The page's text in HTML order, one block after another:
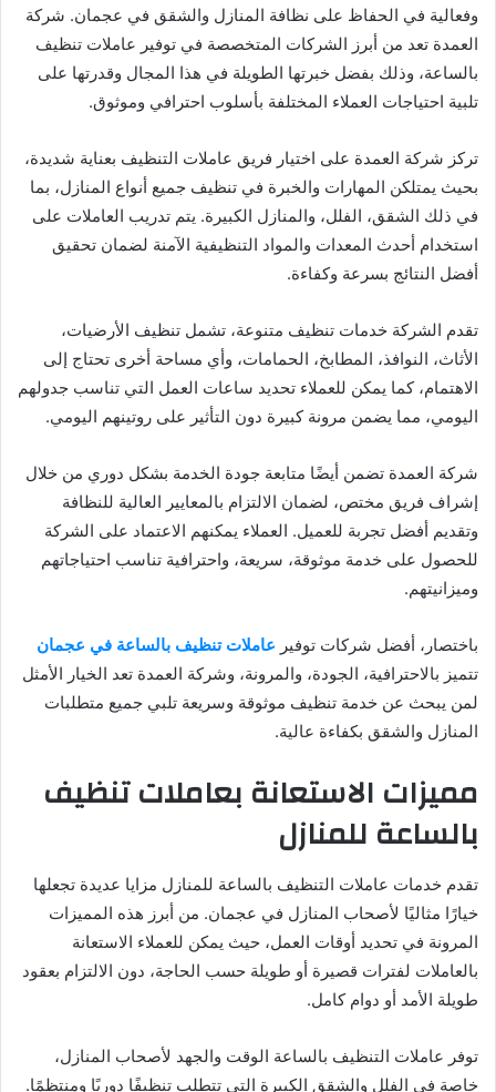
وفعالية في الحفاظ على نظافة المنازل والشقق في عجمان. شركة
العمدة تعد من أبرز الشركات المتخصصة في توفير عاملات تنظيف
بالساعة، وذلك بفضل خبرتها الطويلة في هذا المجال وقدرتها على
تلبية احتياجات العملاء المختلفة بأسلوب احترافي وموثوق.
تركز شركة العمدة على اختيار فريق عاملات التنظيف بعناية شديدة،
بحيث يمتلكن المهارات والخبرة في تنظيف جميع أنواع المنازل، بما
في ذلك الشقق، الفلل، والمنازل الكبيرة. يتم تدريب العاملات على
استخدام أحدث المعدات والمواد التنظيفية الآمنة لضمان تحقيق
أفضل النتائج بسرعة وكفاءة.
تقدم الشركة خدمات تنظيف متنوعة، تشمل تنظيف الأرضيات،
الأثاث، النوافذ، المطابخ، الحمامات، وأي مساحة أخرى تحتاج إلى
الاهتمام، كما يمكن للعملاء تحديد ساعات العمل التي تناسب جدولهم
اليومي، مما يضمن مرونة كبيرة دون التأثير على روتينهم اليومي.
شركة العمدة تضمن أيضًا متابعة جودة الخدمة بشكل دوري من خلال
إشراف فريق مختص، لضمان الالتزام بالمعايير العالية للنظافة
وتقديم أفضل تجربة للعميل. العملاء يمكنهم الاعتماد على الشركة
للحصول على خدمة موثوقة، سريعة، واحترافية تناسب احتياجاتهم
وميزانيتهم.
باختصار، أفضل شركات توفير عاملات تنظيف بالساعة في عجمان
تتميز بالاحترافية، الجودة، والمرونة، وشركة العمدة تعد الخيار الأمثل
لمن يبحث عن خدمة تنظيف موثوقة وسريعة تلبي جميع متطلبات
المنازل والشقق بكفاءة عالية.
مميزات الاستعانة بعاملات تنظيف
بالساعة للمنازل
تقدم خدمات عاملات التنظيف بالساعة للمنازل مزايا عديدة تجعلها
خيارًا مثاليًا لأصحاب المنازل في عجمان. من أبرز هذه المميزات
المرونة في تحديد أوقات العمل، حيث يمكن للعملاء الاستعانة
بالعاملات لفترات قصيرة أو طويلة حسب الحاجة، دون الالتزام بعقود
طويلة الأمد أو دوام كامل.
توفر عاملات التنظيف بالساعة الوقت والجهد لأصحاب المنازل،
خاصة في الفلل والشقق الكبيرة التي تتطلب تنظيفًا دوريًا ومنتظمًا.